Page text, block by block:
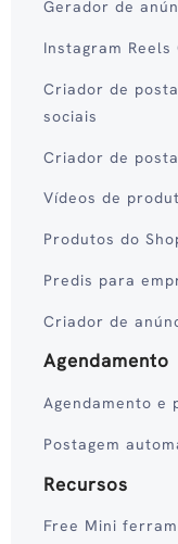
Gerador de
Instagram Reels
Criador de
sociais
Criador de
Vídeos de
Produtos do
Predis para
Criador de
Agendamento
Agendamento e
Postagem
Recursos
Free Mini